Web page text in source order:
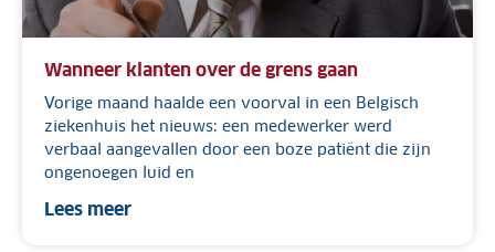
Wanneer klanten over de grens gaan
Vorige maand haalde een voorval in een Belgisch
ziekenhuis het nieuws: een medewerker werd
verbaal aangevallen door een boze patiënt die zijn
ongenoegen luid en
Lees meer